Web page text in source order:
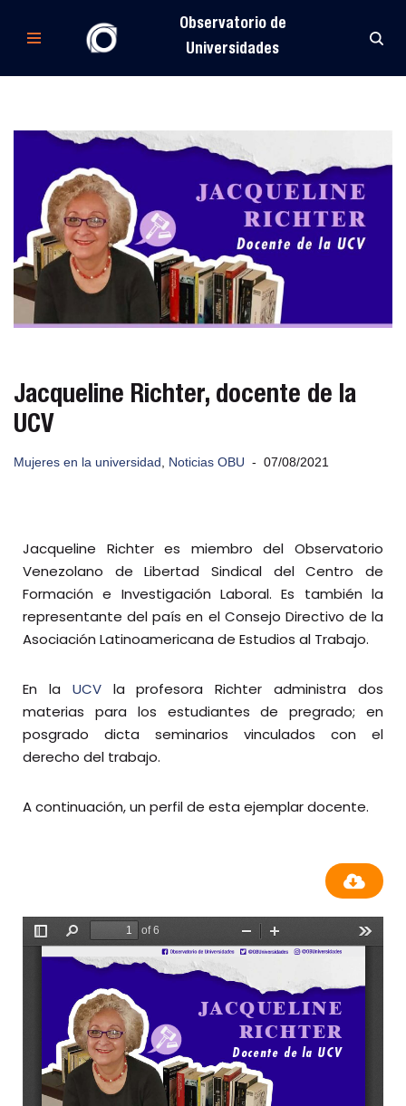
Observatorio de
Universidades
Jacqueline Richter, docente de la
UCV
Mujeres en la universidad Noticias OBU 07/08/2021
Jacqueline Richter es miembro del Observatorio
Venezolano de Libertad Sindical del Centro de
Formación e Investigación Laboral. Es también la
representante del país en el Consejo Directivo de la
Asociación Latinoamericana de Estudios al Trabajo.
En la UCVla profesora Richter administra dos
materias para los estudiantes de pregrado; en
posgrado dicta seminarios vinculados con el
derecho del trabajo.
A continuación, un perfil de esta ejemplar docente.